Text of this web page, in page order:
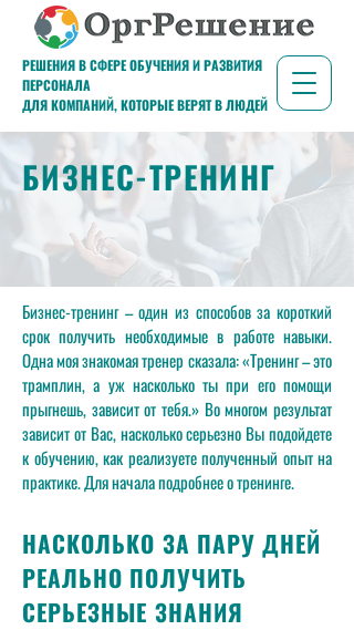
РЕШЕНИЯ В СФЕРЕ ОБУЧЕНИЯ И РАЗВИТИЯ
ПЕРСОНАЛА
ДЛЯ КОМПАНИЙ, КОТОРЫЕ ВЕРЯТ В ЛЮДЕЙ
БИЗНЕС-ТРЕНИНГ
Бизнес-тренинг – один из способов за короткий
срок получить необходимые в работе навыки.
Одна моя знакомая тренер сказала: «Тренинг – это
трамплин, а уж насколько ты при его помощи
прыгнешь, зависит от тебя.» Во многом результат
зависит от Вас, насколько серьезно Вы подойдете
к обучению, как реализуете полученный опыт на
практике. Для начала подробнее о тренинге.
НАСКОЛЬКО ЗА ПАРУ ДНЕЙ
РЕАЛЬНО ПОЛУЧИТЬ
СЕРЬЕЗНЫЕ ЗНАНИЯ